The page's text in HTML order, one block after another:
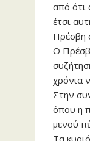
από ότι
έτσι
Πρέσβη
Ο
χρόνια
Στην
όπου η
μενού